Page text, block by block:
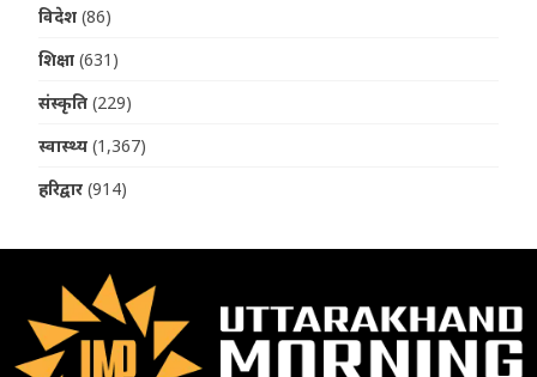
विदेश (86)
शिक्षा (631)
संस्कृति (229)
स्वास्थ्य (1,367)
हरिद्वार (914)